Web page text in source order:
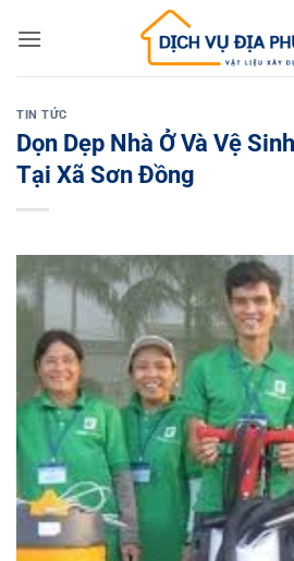
TIN TỨC
Dọn Dẹp Nhà Ở Và Vệ
Tại Xã Sơn Đồng